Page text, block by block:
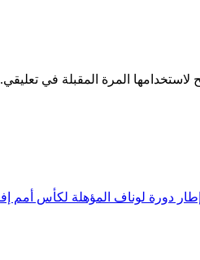
المرة المقبلة في تعليقي.